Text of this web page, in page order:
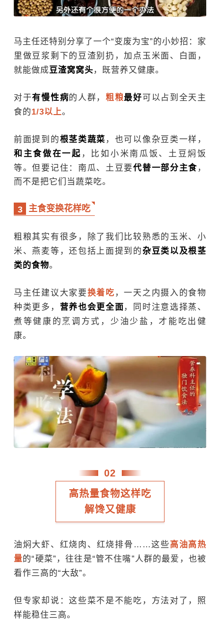
马主任还特别分享了一个“变废为宝”的小妙招：家
里做豆浆剩下的豆渣别扔，加点玉米面、白面，
就能做成豆渣窝窝头 ，既营养又健康。
对于有慢性病的人群，粗粮最好 可以占到全天主
食的1/3以上。
前面提到的根茎类蔬菜 ，也可以像杂豆类一样，
和主食做在一起 ，比如 小米南瓜饭、土豆焖饭
等。但要记住：南瓜、土豆要代替一部分主食 ，
而不是把它们当蔬菜吃。
3 主食变换花样吃
粗粮其实有很多，除了我们比较熟悉的玉米、小
米、燕麦等，还包括上面提到的杂豆类以及根茎
类的食物。
马主任建议大家要换着吃 ，一天之内摄入的食物
种类更多， 营养也会更全面 ，同时注意选择蒸、
煮等健康的烹调方式，少油少盐，才能吃出健
康。
02
高热量食物这样吃
解馋又健康
油焖大虾、红烧肉、红烧排骨……这些高油高热
量的“硬菜”，往往是“管不住嘴”人群的最爱，也被
看作三高的“大敌”。
但专家却说：这些菜不是不能吃，方法对了，照
样能稳住三高。